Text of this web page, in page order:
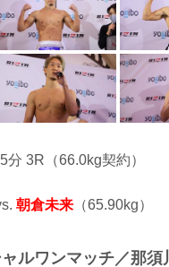
3R（66.0kg契約）
朝倉未来 （65.90kg）
ルワンマッチ／那須